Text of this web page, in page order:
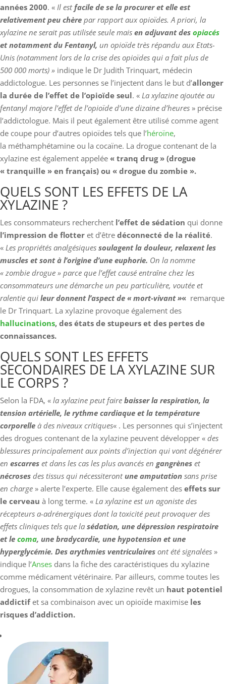
années 2000. « Il estfacile de se la procurer et elle est
relativement peu chère par rapport aux opioïdes. A priori, la
xylazine ne serait pas utilisée seule mais en adjuvant des opiacés
et notamment du Fentanyl, un opioïde très répandu aux Etats-
Unis (notamment lors de la crise des opioïdes qui a fait plus de
500 000 morts) » indique le Dr Judith Trinquart, médecin
addictologue. Les personnes se l’injectent dans le but d’allonger
la durée de l’effet de l’opioïde seul. « La xylazine ajoutée au
fentanyl majore l’effet de l’opioïde d’une dizaine d’heures » précise
l’addictologue. Mais il peut également être utilisé comme agent
de coupe pour d’autres opioïdes tels que l’héroïne,
la méthamphétamine ou la cocaïne. La drogue contenant de la
xylazine est également appelée « tranq drug » (drogue
« tranquille » en français) ou « drogue du zombie ».
QUELS SONT LES EFFETS DE LA
XYLAZINE ?
Les consommateurs recherchent l’effet de sédation qui donne
l’impression de flotter et d’être déconnecté de la réalité.
« Les propriétés analgésiques soulagent la douleur, relaxent les
muscles et sont à l’origine d’une euphorie. On la nomme
« zombie drogue » parce que l’effet causé entraîne chez les
consommateurs une démarche un peu particulière, voutée et
ralentie qui leur donnent l’aspect de « mort-vivant »« remarque
le Dr Trinquart. La xylazine provoque également des
hallucinations, des états de stupeurs et des pertes de
connaissances.
QUELS SONT LES EFFETS
SECONDAIRES DE LA XYLAZINE SUR
LE CORPS ?
Selon la FDA, « la xylazine peut faire baisser la respiration, la
tension artérielle, le rythme cardiaque et la température
corporelle à des niveaux critiques« . Les personnes qui s’injectent
des drogues contenant de la xylazine peuvent développer « des
blessures principalement aux points d’injection qui vont dégénérer
en escarres et dans les cas les plus avancés en gangrènes et
nécroses des tissus qui nécessiterontune amputation sans prise
en charge » alerte l’experte. Elle cause également des effets sur
le cerveau à long terme. « La xylazine est un agoniste des
récepteurs a-adrénergiques dont la toxicité peut provoquer des
effets cliniques tels que la sédation, une dépression respiratoire
et le coma, une bradycardie, une hypotension et une
hyperglycémie. Des arythmies ventriculaires ont été signalées »
indique l’Anses dans la fiche des caractéristiques du xylazine
comme médicament vétérinaire. Par ailleurs, comme toutes les
drogues, la consommation de xylazine revêt un haut potentiel
addictif et sa combinaison avec un opioïde maximise les
risques d’addiction.